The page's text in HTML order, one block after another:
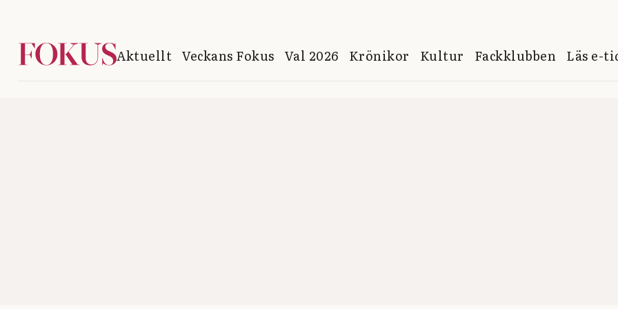
Aktuellt Veckans Fokus Val 2026 Krönikor Kultur Fackklubben Läs e-